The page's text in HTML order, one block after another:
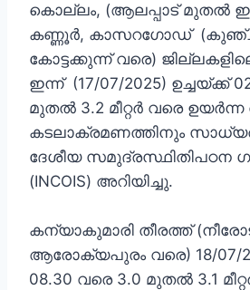
കൊല്ലം, (ആലപ്പാട് മുതൽ
കണ്ണൂർ, കാസറഗോഡ്
കോട്ടക്കുന്ന് വരെ)
ഇന്ന് (17/07/2025) ഉച്ചയ്ക്ക്
മുതൽ 3.2 മീറ്റർ വരെ ഉയർന്ന
കടലാക്രമണത്തിനും
ദേശീയ സമുദ്രസ്ഥിതിപഠന
(INCOIS) അറിയിച്ചു.
കന്യാകുമാരി തീരത്ത്
ആരോക്യപുരം വരെ) 18/07/
08.30 വരെ 3.0 മുതൽ 3.1